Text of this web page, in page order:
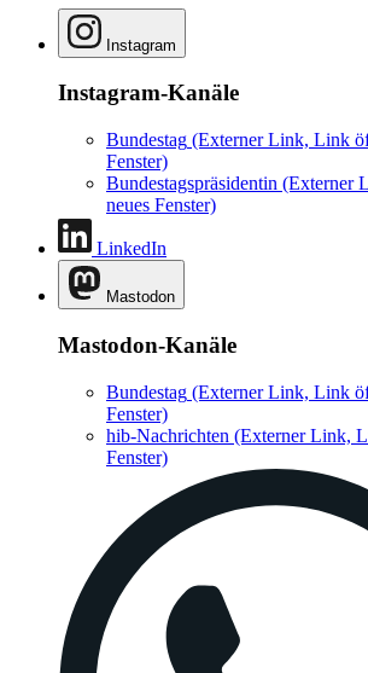
Instagram
Instagram-Kanäle
Bundestag (Externer Link, Link
Fenster)
Bundestagspräsidentin (Externer
neues Fenster)
LinkedIn
Mastodon
Mastodon-Kanäle
Bundestag (Externer Link, Link
Fenster)
hib-Nachrichten (Externer Link,
Fenster)